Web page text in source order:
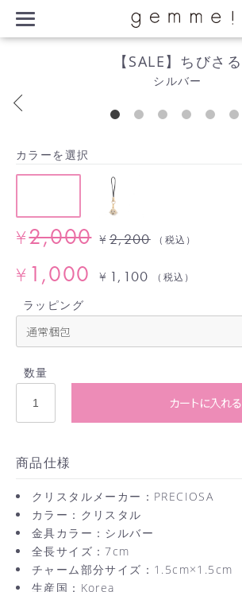
【SALE】ちびさる
シルバー
カラーを選択
¥2,000
¥ 1,000
¥ 2,200 （税込）
¥ 1,100 （税込）
ラッピング
数量
カートに入れる
商品仕様
クリスタルメーカー：PRECIOSA
カラー：クリスタル
金具カラー：シルバー
全長サイズ：7cm
チャーム部分サイズ：1.5cm×1.5cm
生産国：Korea